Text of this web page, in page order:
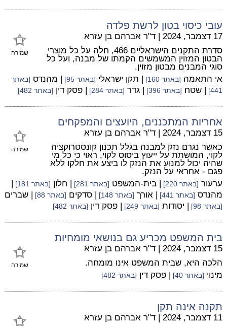
עובי כיסוי בטון לרשת פלדה
שמירה
17 דצמבר, 2024 | ד"ר אברהם בן עזרא
סדרת התקנים הישראליים 466, חלה על כל מוצרי
הבטון המזוין המשמשים הקמתו של מבנה, ועל כל
סוגי המבנים מבטון מזוין.
אי התאמה [באתר 160] | תקן ישראלי [באתר 95] | מהנדס [באתר
441]
| שטח [באתר 396] | גדר [באתר 284] | פסק דין [באתר 482]
אחריות המתכננים, היועצים והמפקחים
שמירה
15 דצמבר, 2024 | ד"ר אברהם בן עזרא
כאשר נגרם נזק למבנה בגלל תכנון קונסטרוקציה
לקוי, המושתת על ייעוץ ביסוס לקוי, ראוי כי כל מי
שהיה יכול למנוע את הנזק לו ביצע את חלקו ללא
פגם - אחראי על הנזק.
ערעור [באתר 220] | בית-המשפט [באתר 281] | חלון [באתר 181]
|
מהנדס [באתר 441] | אורך [באתר 148] | סדקים [באתר 88] | שברים
[באתר 98] | יסודות [באתר 249] | פסק דין [באתר 482]
בית המשפט מכריע גם בנושאי מומחיות
שמירה
15 דצמבר, 2024 | ד"ר אברהם בן עזרא
הלכה היא, שבית המשפט אינו מומחה.
מינוי [באתר 40] | פסק דין [באתר 482]
תקנה אינה תקן
11 דצמבר, 2024 | ד"ר אברהם בן עזרא